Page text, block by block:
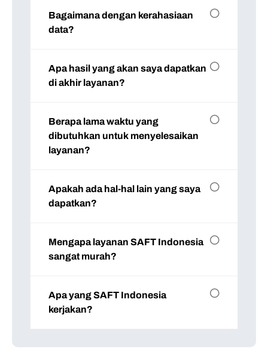
Bagaimana dengan kerahasiaan
data?
Apa hasil yang akan saya dapatkan
di akhir layanan?
Berapa lama waktu yang
dibutuhkan untuk menyelesaikan
layanan?
Apakah ada hal-hal lain yang saya
dapatkan?
Mengapa layanan SAFT Indonesia
sangat murah?
Apa yang SAFT Indonesia
kerjakan?